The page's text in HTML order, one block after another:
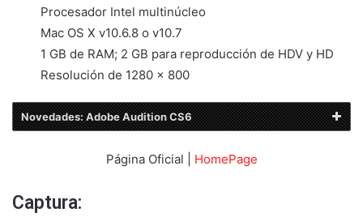
Procesador Intel multinúcleo
Mac OS X v10.6.8 o v10.7
1 GB de RAM; 2 GB para reproducción de HDV y HD
Resolución de 1280 × 800
Novedades: Adobe Audition CS6
Página Oficial | HomePage
Captura: